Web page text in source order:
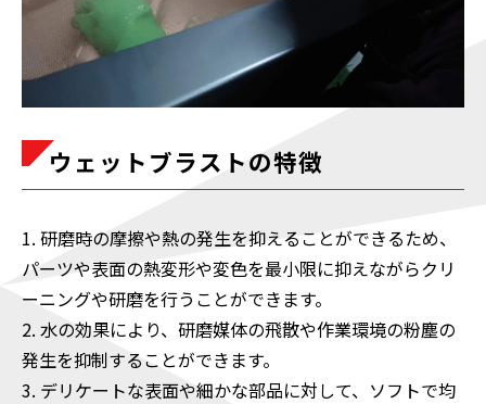
ウェットブラストの特徴
1. 研磨時の摩擦や熱の発生を抑えることができるため、
パーツや表面の熱変形や変色を最小限に抑えながらクリ
ーニングや研磨を行うことができます。
2. 水の効果により、研磨媒体の飛散や作業環境の粉塵の
発生を抑制することができます。
3. デリケートな表面や細かな部品に対して、ソフトで均